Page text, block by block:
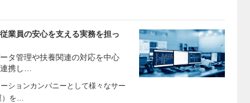
業員の安心を支える実務を担っ
タ管理や扶養関連の対応を中⼼
携し…
ションカンパニーとして様々なサー
を…